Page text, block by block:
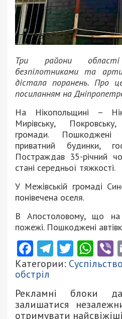
Три райони
безпілотниками та
дістала поранень. Про
посиланням на
На Нікопольщині –
Мирівську, Покровську,
громади. Пошкоджені
приватний будинки,
Постраждав 35-річний
стані середньої тяжкості.
У Межівській громаді
понівечена оселя.
В Апостоловому, що на
пожежі. Пошкоджені
Facebook
Telegram
Twitter
Категории: Суспільство
обстріл
Рекламні блоки
залишатися
отримувати